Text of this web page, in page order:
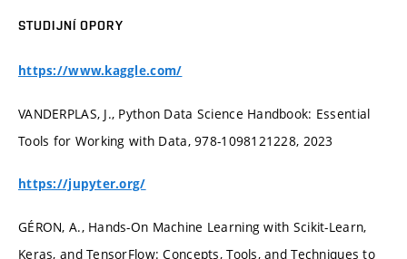
STUDIJNÍ OPORY
https://www.kaggle.com/
VANDERPLAS, J., Python Data Science Handbook: Essential
Tools for Working with Data, 978-1098121228, 2023
https://jupyter.org/
GÉRON, A., Hands-On Machine Learning with Scikit-Learn,
Keras, and TensorFlow: Concepts, Tools, and Techniques to